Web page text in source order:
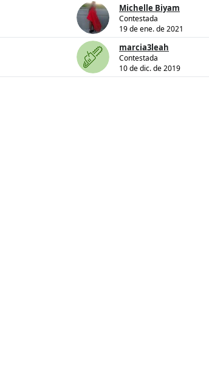
Michelle Biyam
Contestada
19 de ene. de 2021
marcia3leah
Contestada
10 de dic. de 2019